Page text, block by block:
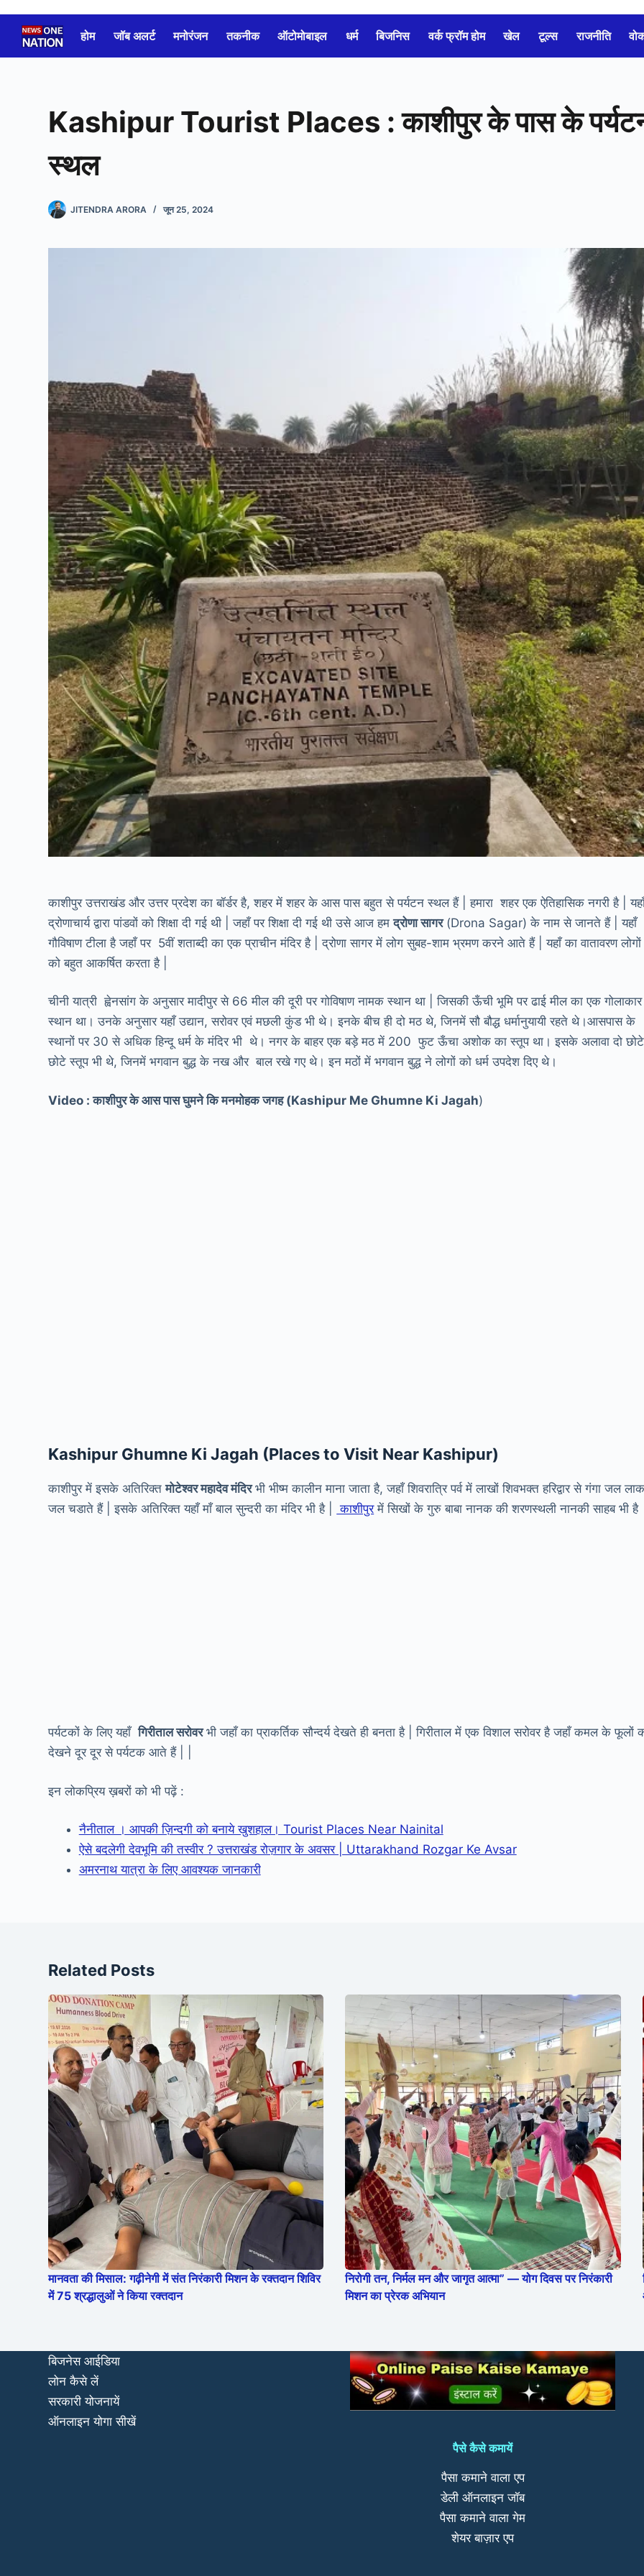
content
होम जॉब अलर्ट मनोरंजन तकनीक ऑटोमोबाइल धर्म बिजनिस वर्क फ्रॉम होम खेल टूल्स राजनीति
Kashipur Tourist Places : काशीपुर के पास के
स्थल
JITENDRA ARORA जून 25, 2024
काशीपुर उत्तराखंड और उत्तर प्रदेश का बॉर्डर है, शहर में शहर के आस पास बहुत से पर्यटन स्थल हैं | हमारा शहर एक ऐतिहासिक नगरी है |
द्रोणाचार्य द्वारा पांडवों को शिक्षा दी गई थी | जहाँ पर शिक्षा दी गई थी उसे आज हमद्रोणा सागर(Drona Sagar) के नाम से जानते हैं | यहाँ
गौविषाण टीला है जहाँ पर 5वीं शताब्दी का एक प्राचीन मंदिर है | द्रोणा सागर में लोग सुबह-शाम भ्रमण करने आते हैं | यहाँ का वातावरण लोगों
को बहुत आकर्षित करता है |
चीनी यात्री ह्वेनसांग के अनुसार मादीपुर से 66 मील की दूरी पर गोविषाण नामक स्थान था | जिसकी ऊँची भूमि पर ढाई मील का एक गोलाकार
स्थान था। उनके अनुसार यहाँ उद्यान, सरोवर एवं मछली कुंड भी थे। इनके बीच ही दो मठ थे, जिनमें सौ बौद्ध धर्मानुयायी रहते थे।आसपास के
स्थानों पर 30 से अधिक हिन्दू धर्म के मंदिर भी थे। नगर के बाहर एक बड़े मठ में 200 फुट ऊँचा अशोक का स्तूप था। इसके अलावा दो
छोटे स्तूप भी थे, जिनमें भगवान बुद्ध के नख और बाल रखे गए थे। इन मठों में भगवान बुद्ध ने लोगों को धर्म उपदेश दिए थे।
Video : काशीपुर के आस पास घुमने कि मनमोहक जगह (Kashipur Me Ghumne Ki Jagah)
Kashipur Ghumne Ki Jagah (Places to Visit Near Kashipur)
काशीपुर में इसके अतिरिक्तमोटेश्वर महादेव मंदिरभी भीष्म कालीन माना जाता है, जहाँ शिवरात्रि पर्व में लाखों शिवभक्त हरिद्वार से गंगा जल
जल चडाते हैं | इसके अतिरिक्त यहाँ माँ बाल सुन्दरी का मंदिर भी है |
काशीपुरमें सिखों के गुरु बाबा नानक की शरणस्थली नानकी साहब भी
पर्यटकों के लिए यहाँगिरीताल सरोवरभी जहाँ का प्राकर्तिक सौन्दर्य देखते ही बनता है | गिरीताल में एक विशाल सरोवर है जहाँ कमल के फूलों
देखने दूर दूर से पर्यटक आते हैं | |
इन लोकप्रिय ख़बरों को भी पढ़ें :
नैनीताल । आपकी ज़िन्दगी को बनाये खुशहाल। Tourist Places Near Nainital
ऐसे बदलेगी देवभूमि की तस्वीर ? उत्तराखंड रोज़गार के अवसर | Uttarakhand Rozgar Ke Avsar
अमरनाथ यात्रा के लिए आवश्यक जानकारी
Related Posts
मानवता की मिसाल: गढ़ीनेगी में संत निरंकारी मिशन के रक्तदान शिविर
में 75 श्रद्धालुओं ने किया रक्तदान
निरोगी तन, निर्मल मन और जागृत आत्मा” — योग दिवस पर निरंकारी
मिशन का प्रेरक अभियान
बिजनेस आईडिया
लोन कैसे लें
सरकारी योजनायें
ऑनलाइन योगा सीखें
पैसे कैसे कमायें
पैसा कमाने वाला एप
डेली ऑनलाइन जॉब
पैसा कमाने वाला गेम
शेयर बाज़ार एप